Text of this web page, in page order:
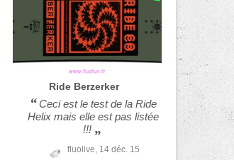
Ride Berzerker
Ceci est le test de la Ride
Helix mais elle est pas listée
!!!
fluolive, 14 déc. 15